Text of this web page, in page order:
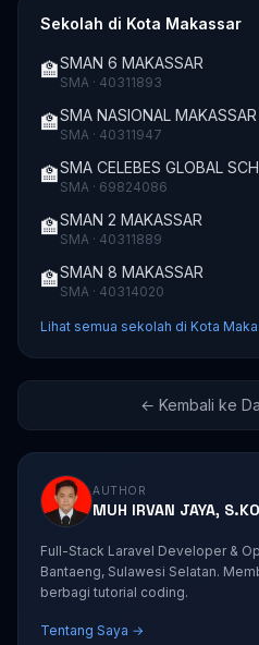
Sekolah di Kota Makassar
🏫SMAN 6 MAKASSAR
SMA · 40311893
🏫SMA NASIONAL MAKASSAR
SMA · 40311947
🏫SMA CELEBES GLOBAL
SMA · 69824086
🏫SMAN 2 MAKASSAR
SMA · 40311889
🏫SMAN 8 MAKASSAR
SMA · 40314020
Lihat semua sekolah di Kota
← Kembali ke
AUTHOR
MUH IRVAN JAYA,
Full-Stack Laravel Developer &
Bantaeng, Sulawesi Selatan.
berbagi tutorial coding.
Tentang Saya →